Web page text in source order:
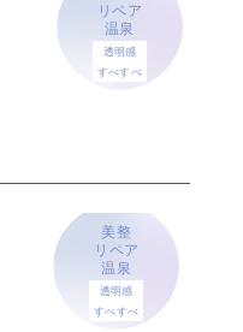
リペア
温泉
透明感
すべすべ
美整
リペア
温泉
透明感
すべすべ